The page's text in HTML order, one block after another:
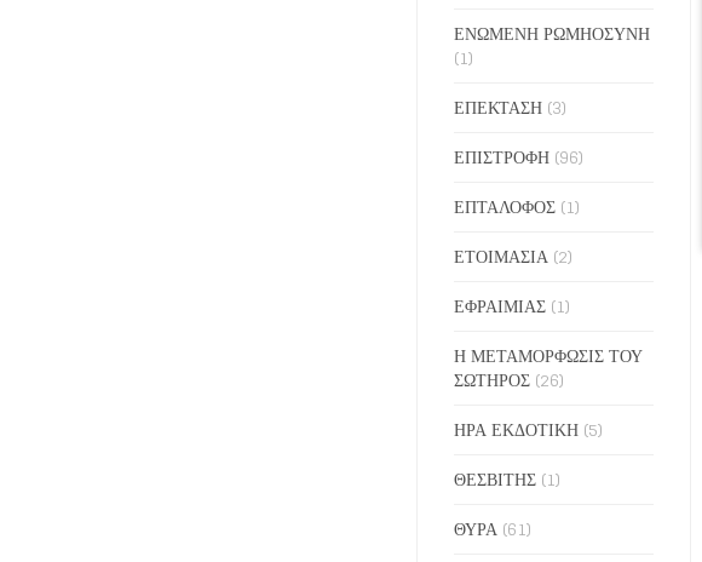
ΕΝΩΜΕΝΗ ΡΩΜΗΟΣΥΝΗ
(1)
ΕΠΕΚΤΑΣΗ (3)
ΕΠΙΣΤΡΟΦΗ (96)
ΕΠΤΑΛΟΦΟΣ (1)
ΕΤΟΙΜΑΣΙΑ (2)
ΕΦΡΑΙΜΙΑΣ (1)
Η ΜΕΤΑΜΟΡΦΩΣΙΣ ΤΟΥ
ΣΩΤΗΡΟΣ (26)
ΗΡΑ ΕΚΔΟΤΙΚΗ (5)
ΘΕΣΒΙΤΗΣ (1)
ΘΥΡΑ (61)